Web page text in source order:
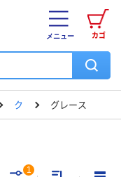
カゴ
メニュー
ク グレース
1